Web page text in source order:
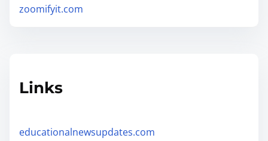
zoomifyit.com
Links
educationalnewsupdates.com